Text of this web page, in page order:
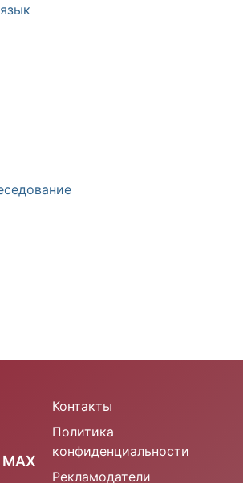
Контакты
Политика
конфиденциальности
Рекламодатели